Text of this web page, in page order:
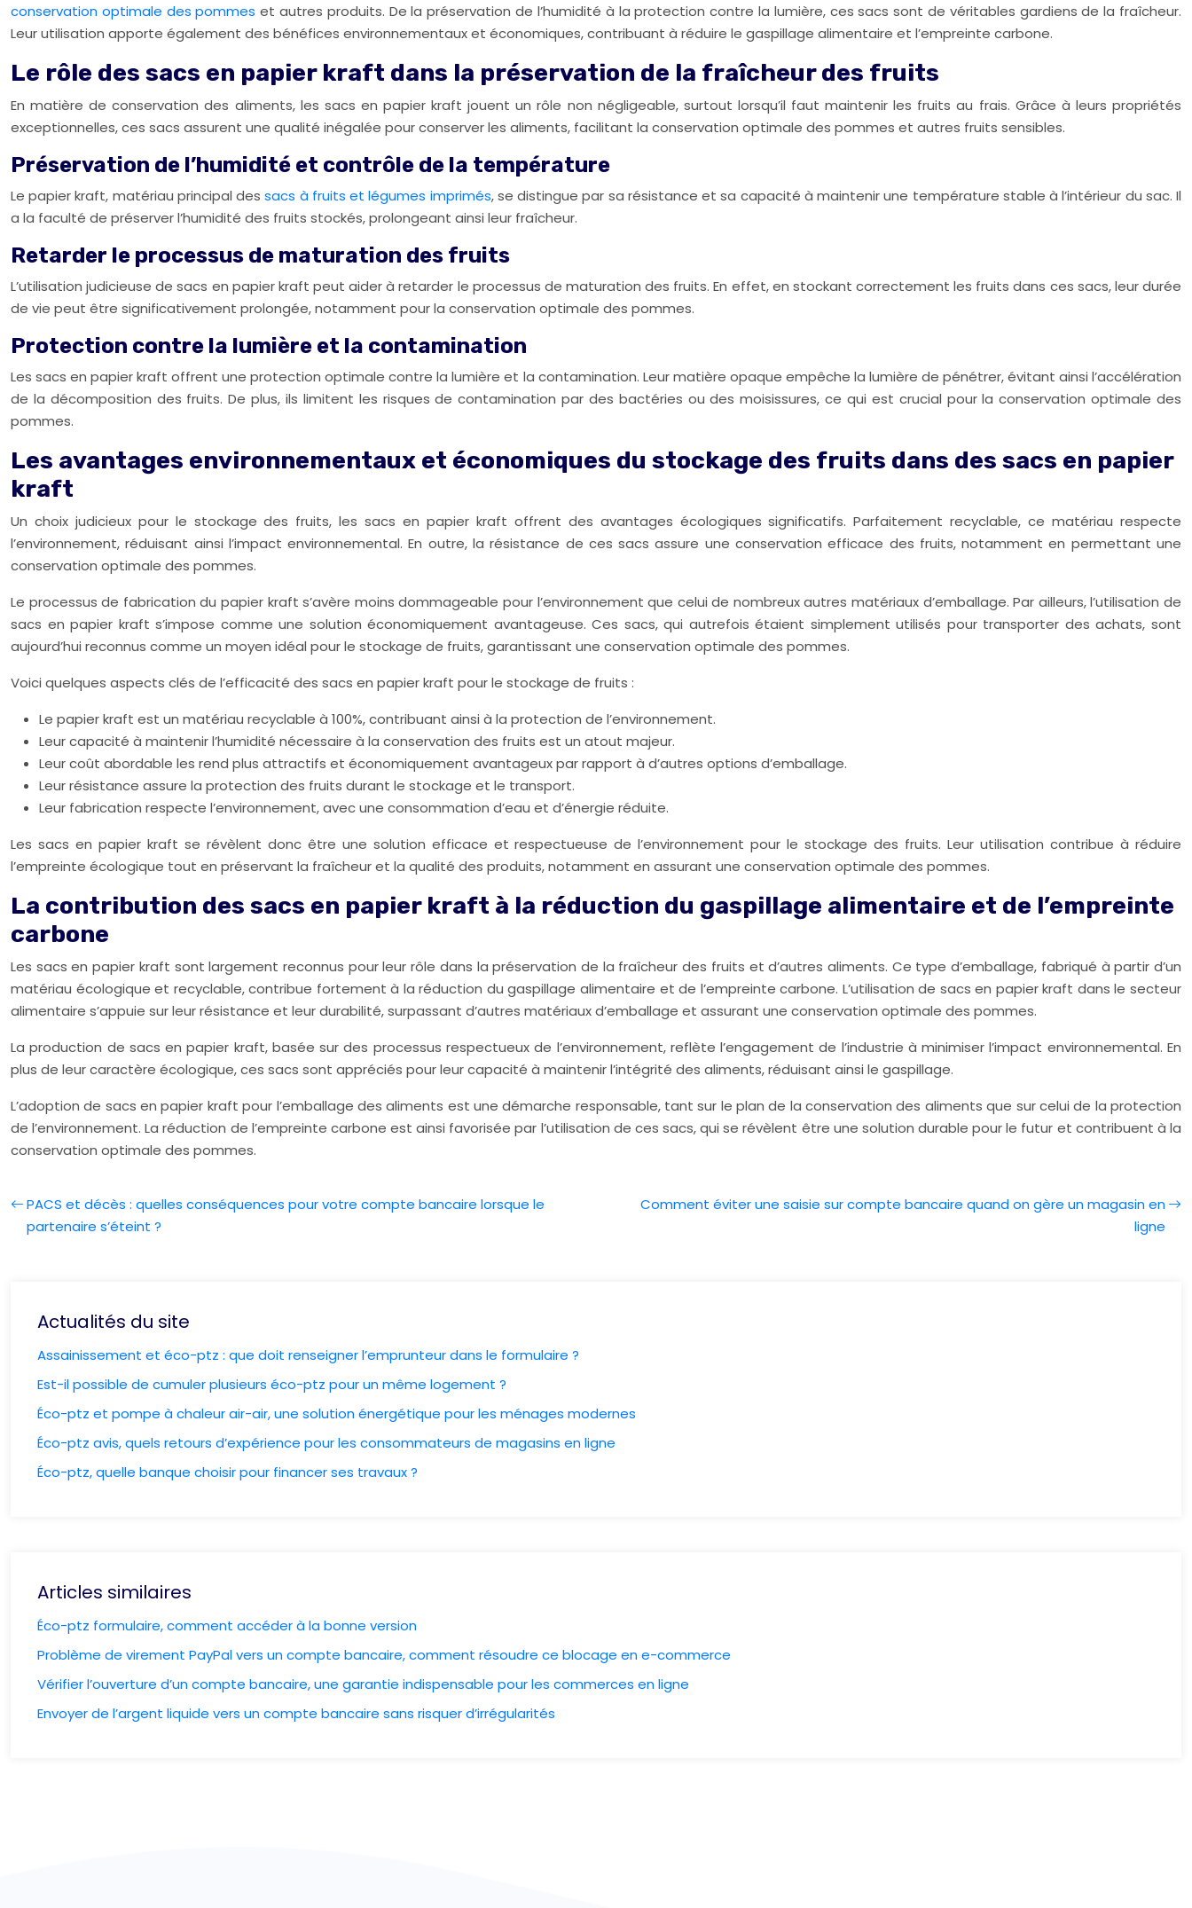
conservation optimale des pommes et autres produits. De la préservation de l’humidité à la protection contre la lumière, ces sacs sont de véritables gardiens de la fraîcheur.
Leur utilisation apporte également des bénéfices environnementaux et économiques, contribuant à réduire le gaspillage alimentaire et l’empreinte carbone.
Le rôle des sacs en papier kraft dans la préservation de la fraîcheur des fruits
En matière de conservation des aliments, les sacs en papier kraft jouent un rôle non négligeable, surtout lorsqu’il faut maintenir les fruits au frais. Grâce à leurs propriétés
exceptionnelles, ces sacs assurent une qualité inégalée pour conserver les aliments, facilitant la conservation optimale des pommes et autres fruits sensibles.
Préservation de l’humidité et contrôle de la température
Le papier kraft, matériau principal dessacs à fruits et légumes imprimés, se distingue par sa résistance et sa capacité à maintenir une température stable à l’intérieur du sac. Il
a la faculté de préserver l’humidité des fruits stockés, prolongeant ainsi leur fraîcheur.
Retarder le processus de maturation des fruits
L’utilisation judicieuse de sacs en papier kraft peut aider à retarder le processus de maturation des fruits. En effet, en stockant correctement les fruits dans ces sacs, leur durée
de vie peut être significativement prolongée, notamment pour la conservation optimale des pommes.
Protection contre la lumière et la contamination
Les sacs en papier kraft offrent une protection optimale contre la lumière et la contamination. Leur matière opaque empêche la lumière de pénétrer, évitant ainsi l’accélération
de la décomposition des fruits. De plus, ils limitent les risques de contamination par des bactéries ou des moisissures, ce qui est crucial pour la conservation optimale des
pommes.
Les avantages environnementaux et économiques du stockage des fruits dans des sacs en papier
kraft
Un choix judicieux pour le stockage des fruits, les sacs en papier kraft offrent des avantages écologiques significatifs. Parfaitement recyclable, ce matériau respecte
l’environnement, réduisant ainsi l’impact environnemental. En outre, la résistance de ces sacs assure une conservation efficace des fruits, notamment en permettant une
conservation optimale des pommes.
Le processus de fabrication du papier kraft s’avère moins dommageable pour l’environnement que celui de nombreux autres matériaux d’emballage. Par ailleurs, l’utilisation de
sacs en papier kraft s’impose comme une solution économiquement avantageuse. Ces sacs, qui autrefois étaient simplement utilisés pour transporter des achats, sont
aujourd’hui reconnus comme un moyen idéal pour le stockage de fruits, garantissant une conservation optimale des pommes.
Voici quelques aspects clés de l’efficacité des sacs en papier kraft pour le stockage de fruits :
Le papier kraft est un matériau recyclable à 100%, contribuant ainsi à la protection de l’environnement.
Leur capacité à maintenir l’humidité nécessaire à la conservation des fruits est un atout majeur.
Leur coût abordable les rend plus attractifs et économiquement avantageux par rapport à d’autres options d’emballage.
Leur résistance assure la protection des fruits durant le stockage et le transport.
Leur fabrication respecte l’environnement, avec une consommation d’eau et d’énergie réduite.
Les sacs en papier kraft se révèlent donc être une solution efficace et respectueuse de l’environnement pour le stockage des fruits. Leur utilisation contribue à réduire
l’empreinte écologique tout en préservant la fraîcheur et la qualité des produits, notamment en assurant une conservation optimale des pommes.
La contribution des sacs en papier kraft à la réduction du gaspillage alimentaire et de l’empreinte
carbone
Les sacs en papier kraft sont largement reconnus pour leur rôle dans la préservation de la fraîcheur des fruits et d’autres aliments. Ce type d’emballage, fabriqué à partir d’un
matériau écologique et recyclable, contribue fortement à la réduction du gaspillage alimentaire et de l’empreinte carbone. L’utilisation de sacs en papier kraft dans le secteur
alimentaire s’appuie sur leur résistance et leur durabilité, surpassant d’autres matériaux d’emballage et assurant une conservation optimale des pommes.
La production de sacs en papier kraft, basée sur des processus respectueux de l’environnement, reflète l’engagement de l’industrie à minimiser l’impact environnemental. En
plus de leur caractère écologique, ces sacs sont appréciés pour leur capacité à maintenir l’intégrité des aliments, réduisant ainsi le gaspillage.
L’adoption de sacs en papier kraft pour l’emballage des aliments est une démarche responsable, tant sur le plan de la conservation des aliments que sur celui de la protection
de l’environnement. La réduction de l’empreinte carbone est ainsi favorisée par l’utilisation de ces sacs, qui se révèlent être une solution durable pour le futur et contribuent à la
conservation optimale des pommes.
PACS et décès : quelles conséquences pour votre compte bancaire lorsque le
partenaire s’éteint ?
Comment éviter une saisie sur compte bancaire quand on gère un magasin en
ligne
Actualités du site
Assainissement et éco-ptz : que doit renseigner l’emprunteur dans le formulaire ?
Est-il possible de cumuler plusieurs éco-ptz pour un même logement ?
Éco-ptz et pompe à chaleur air-air, une solution énergétique pour les ménages modernes
Éco-ptz avis, quels retours d’expérience pour les consommateurs de magasins en ligne
Éco-ptz, quelle banque choisir pour financer ses travaux ?
Articles similaires
Éco-ptz formulaire, comment accéder à la bonne version
Problème de virement PayPal vers un compte bancaire, comment résoudre ce blocage en e-commerce
Vérifier l’ouverture d’un compte bancaire, une garantie indispensable pour les commerces en ligne
Envoyer de l’argent liquide vers un compte bancaire sans risquer d’irrégularités